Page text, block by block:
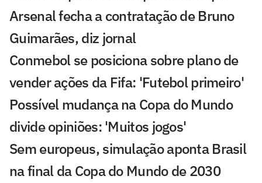
Arsenal fecha a contratação de Bruno
Guimarães, diz jornal
Conmebol se posiciona sobre plano de
vender ações da Fifa: 'Futebol primeiro'
Possível mudança na Copa do Mundo
divide opiniões: 'Muitos jogos'
Sem europeus, simulação aponta Brasil
na final da Copa do Mundo de 2030